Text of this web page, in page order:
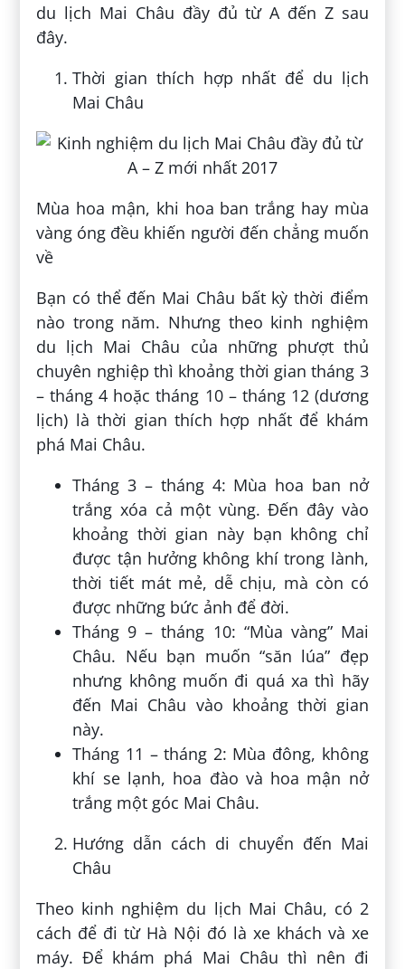
du lịch Mai Châu đầy đủ từ A đến Z sau
đây.
Thời gian thích hợp nhất để du lịch
Mai Châu
Mùa hoa mận, khi hoa ban trắng hay mùa
vàng óng đều khiến người đến chẳng muốn
về
Bạn có thể đến Mai Châu bất kỳ thời điểm
nào trong năm. Nhưng theo kinh nghiệm
du lịch Mai Châu của những phượt thủ
chuyên nghiệp thì khoảng thời gian tháng 3
– tháng 4 hoặc tháng 10 – tháng 12 (dương
lịch) là thời gian thích hợp nhất để khám
phá Mai Châu.
Tháng 3 – tháng 4: Mùa hoa ban nở
trắng xóa cả một vùng. Đến đây vào
khoảng thời gian này bạn không chỉ
được tận hưởng không khí trong lành,
thời tiết mát mẻ, dễ chịu, mà còn có
được những bức ảnh để đời.
Tháng 9 – tháng 10: “Mùa vàng” Mai
Châu. Nếu bạn muốn “săn lúa” đẹp
nhưng không muốn đi quá xa thì hãy
đến Mai Châu vào khoảng thời gian
này.
Tháng 11 – tháng 2: Mùa đông, không
khí se lạnh, hoa đào và hoa mận nở
trắng một góc Mai Châu.
Hướng dẫn cách di chuyển đến Mai
Châu
Theo kinh nghiệm du lịch Mai Châu, có 2
cách để đi từ Hà Nội đó là xe khách và xe
máy. Để khám phá Mai Châu thì nên đi